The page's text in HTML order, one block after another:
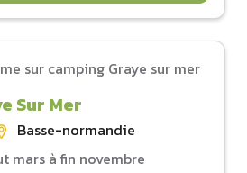
Sur Mer
Basse-normandie
mars à fin novembre